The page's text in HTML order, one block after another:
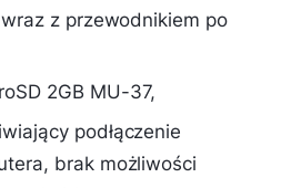
z przewodnikiem po
2GB MU-37,
podłączenie
brak możliwości